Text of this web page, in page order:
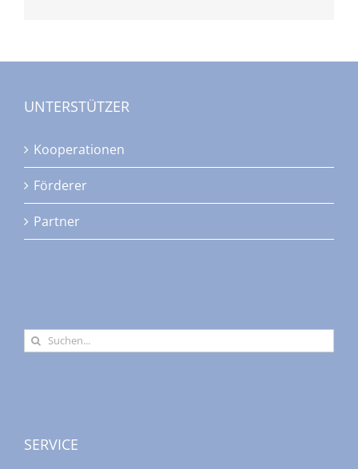
UNTERSTÜTZER
Kooperationen
Förderer
Partner
Suche
nach:
SERVICE